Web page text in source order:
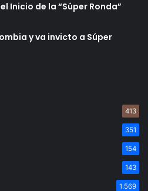
Inicio de la “Súper Ronda”
y va invicto a Súper
413
351
154
143
1.569